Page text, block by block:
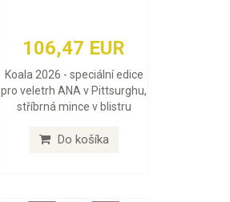
106,47 EUR
Koala 2026 - speciální edice
pro veletrh ANA v Pittsurghu,
stříbrná mince v blistru
Do košíka